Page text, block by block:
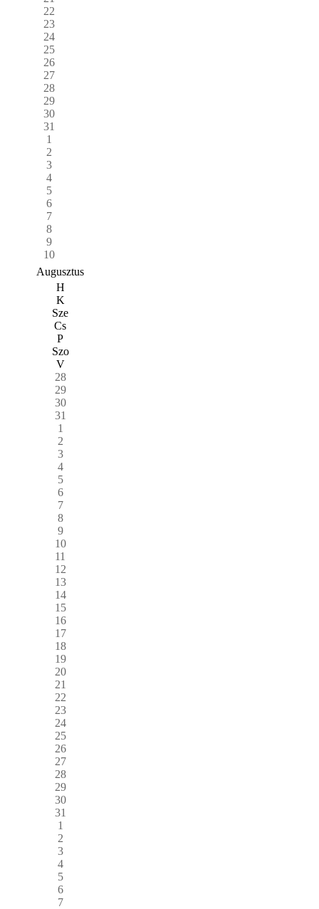
22
23
24
25
26
27
28
29
30
31
1
2
3
4
5
6
7
8
9
10
Augusztus
H
K
Sze
Cs
P
Szo
V
28
29
30
31
1
2
3
4
5
6
7
8
9
10
11
12
13
14
15
16
17
18
19
20
21
22
23
24
25
26
27
28
29
30
31
1
2
3
4
5
6
7